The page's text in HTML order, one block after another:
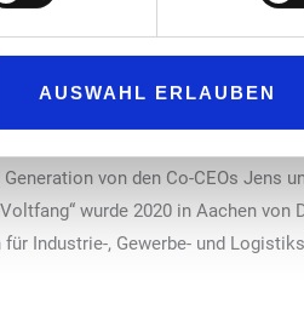
AUSWAHL ERLAUBEN
der Einsatz von Batteriespeichern
Speicher helfen, Netzengpässe zu
Logistik stehe durch die
dabei „ein zentraler Baustein“.
von den Co-CEOs Jens
wurde 2020 in Aachen
Industrie-, Gewerbe- und